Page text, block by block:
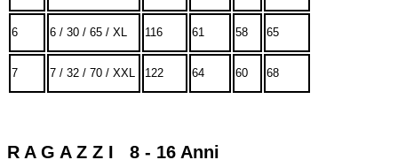
6 6 / 30 / 65 / XL 116 61 58 65
7 7 / 32 / 70 / XXL 122 64 60 68
R A G A Z Z I 8 - 16 Anni